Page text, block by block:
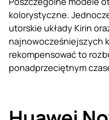
kolorystyczne.
utorskie układy Kirin
najnowocześniejszych
rekompensować to
ponadprzeciętnym